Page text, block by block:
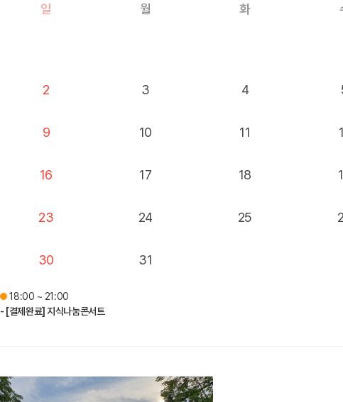
일 월 화
2 3 4
9 10 11
16 17 18
23 24 25
30 31
18:00 ~ 21:00
- [결제완료] 지식나눔콘서트